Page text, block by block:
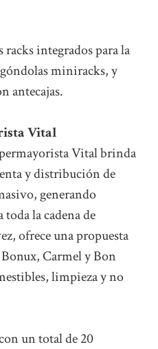
integrados para la
miniracks, y
antecajas.
Vital
Vital brinda
y distribución de
generando
toda la cadena de
ofrece una propuesta
Carmel y Bon
limpieza y no
un total de 20